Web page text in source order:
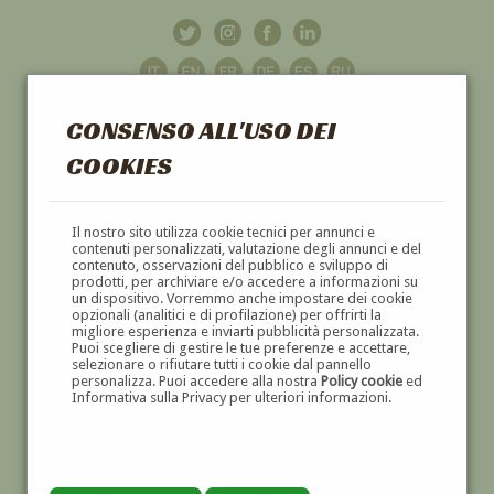
CONSENSO ALL'USO DEI
COOKIES
Il nostro sito utilizza cookie tecnici per annunci e
contenuti personalizzati, valutazione degli annunci e del
contenuto, osservazioni del pubblico e sviluppo di
prodotti, per archiviare e/o accedere a informazioni su
un dispositivo. Vorremmo anche impostare dei cookie
opzionali (analitici e di profilazione) per offrirti la
migliore esperienza e inviarti pubblicità personalizzata.
Puoi scegliere di gestire le tue preferenze e accettare,
selezionare o rifiutare tutti i cookie dal pannello
personalizza. Puoi accedere alla nostra Policy cookieed
Informativa sulla Privacy per ulteriori informazioni.
GALLERIAD'ARTE
DIPINTI E SCULTURE '800 E '900